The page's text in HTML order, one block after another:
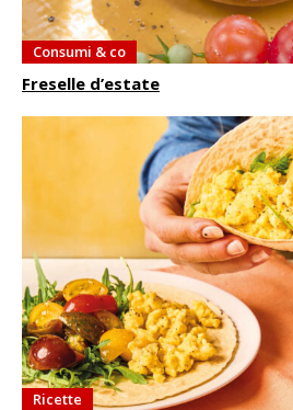
Consumi & co
Freselle d’estate
Ricette